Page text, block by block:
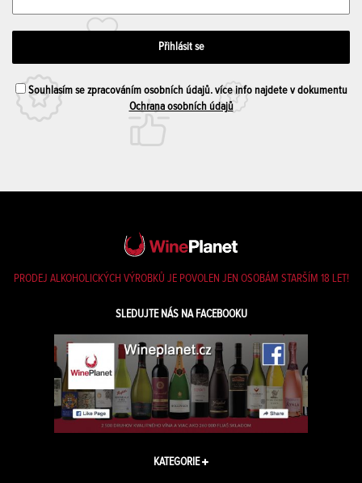
Souhlasím se zpracováním osobních údajů. více info najdete v dokumentu
Ochrana osobních údajů
PRODEJ ALKOHOLICKÝCH VÝROBKŮ JE POVOLEN JEN OSOBÁM STARŠÍM 18 LET!
SLEDUJTE NÁS NA FACEBOOKU
KATEGORIE